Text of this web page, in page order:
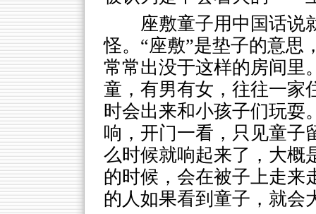
座敷童子用中国话说
怪。“座敷”是垫子的意思
常常出没于这样的房间里
童，有男有女，往往一家
时会出来和小孩子们玩耍
响，开门一看，只见童子
么时候就响起来了，大概
的时候，会在被子上走来
的人如果看到童子，就会